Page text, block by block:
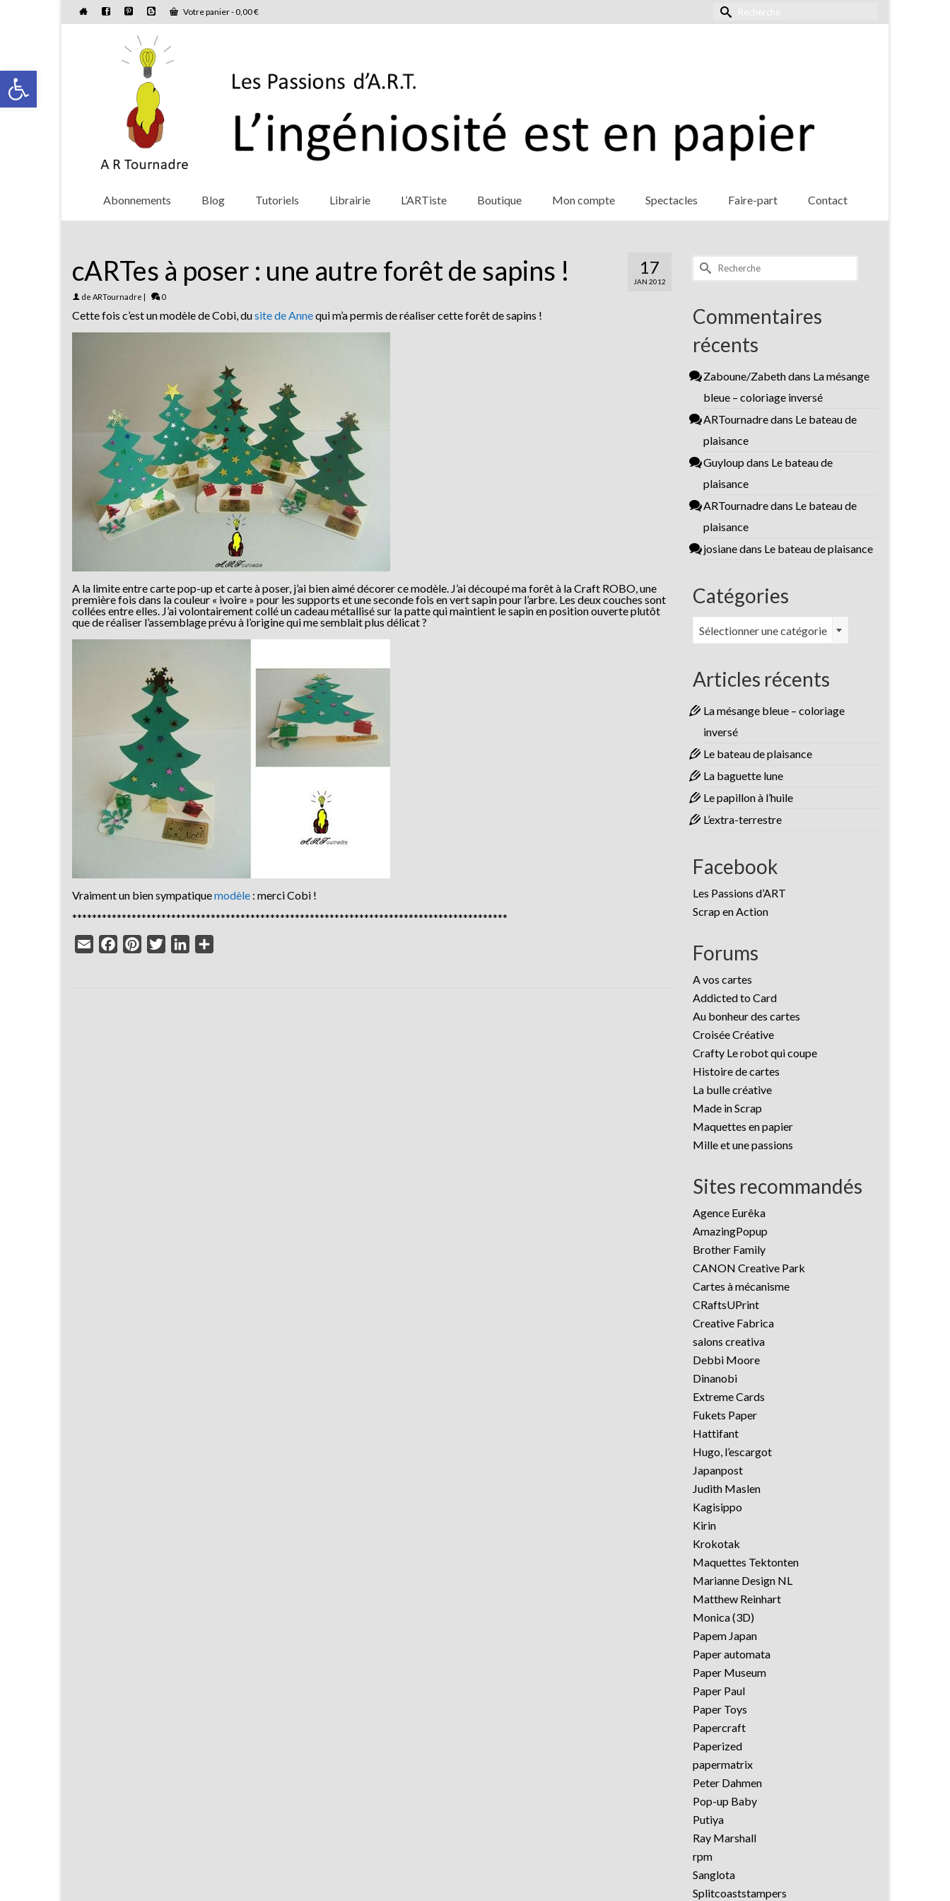
Ouvrir la barre d’outils
Votre panier-0,00€ Rechercher :
Abonnements Blog Tutoriels Librairie L’ARTiste Boutique Mon compte Spectacles Faire-part Contact
17
JAN 2012
cARTes à poser : une autre forêt de sapins !
de ARTournadre | 0
Cette fois c’est un modèle de Cobi, dusite de Annequi m’a permis de réaliser cette forêt de sapins !
A la limite entre carte pop-up et carte à poser, j’ai bien aimé décorer ce modèle. J’ai découpé ma forêt à la Craft ROBO, une
première fois dans la couleur « ivoire » pour les supports et une seconde fois en vert sapin pour l’arbre. Les deux couches sont
collées entre elles. J’ai volontairement collé un cadeau métallisé sur la patte qui maintient le sapin en position ouverte plutôt
que de réaliser l’assemblage prévu à l’origine qui me semblait plus délicat ?
Vraiment un bien sympatiquemodèle : merci Cobi !
****************************************************************************************
Email
FacebookPinterestTwitterLinkedIn
Rechercher :
Commentaires
récents
Zaboune/Zabethdans La mésange
bleue – coloriage inversé
ARTournadredans Le bateau de
plaisance
Guyloup dans Le bateau de
plaisance
ARTournadredans Le bateau de
plaisance
josianedans Le bateau de plaisance
Catégories
Catégories
Sélectionner une catégorie
Articles récents
La mésange bleue – coloriage
inversé
Le bateau de plaisance
La baguette lune
Le papillon à l’huile
L’extra-terrestre
Facebook
Les Passions d’ART
Scrap en Action
Forums
A vos cartes
Addicted to Card
Au bonheur des cartes
Croisée Créative
Crafty Le robot qui coupe
Histoire de cartes
La bulle créative
Made in Scrap
Maquettes en papier
Mille et une passions
Sites recommandés
Agence Eurêka
AmazingPopup
Brother Family
CANON Creative Park
Cartes à mécanisme
CRaftsUPrint
Creative Fabrica
salons creativa
Debbi Moore
Dinanobi
Extreme Cards
Fukets Paper
Hattifant
Hugo, l’escargot
Japanpost
Judith Maslen
Kagisippo
Kirin
Krokotak
Maquettes Tektonten
Marianne Design NL
Matthew Reinhart
Monica (3D)
Papem Japan
Paper automata
Paper Museum
Paper Paul
Paper Toys
Papercraft
Paperized
papermatrix
Peter Dahmen
Pop-up Baby
Putiya
Ray Marshall
rpm
Sanglota
Splitcoaststampers